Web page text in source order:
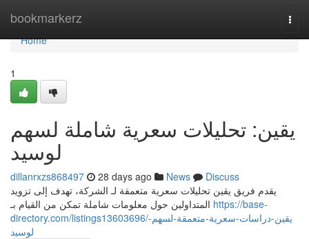
bookmarkerz
Home
Home
1
يقين: تحليلات سعرية شاملة لسهم
لوسيد
dillanrxzs868497 28 days ago News
Discuss
يقدم فريق يقين تحليلات سعرية متعمقة لـ الشركة، تهدف إلى تزويد
https://base-
directory.com/listings13603696/يقين-دراسات-سعرية-متعمقة-لسهم-
لوسيد